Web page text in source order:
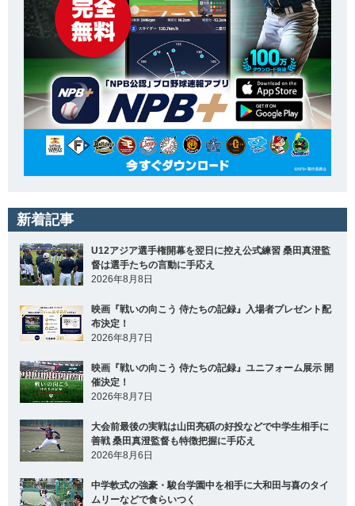
新着記事
U12アジア選手権開幕を翌日に控え公式練習 桑田真澄監
督は選手たちの言動に手応え
2026年8月8日
映画『戦いの向こう 侍たちの記録』入場者プレゼント配
布決定！
2026年8月7日
映画『戦いの向こう 侍たちの記録』ユニフォーム展示 開
催決定！
2026年8月7日
大会前最後の実戦は山田亮碩の好投などで中学生相手に
善戦 桑田真澄監督も特徴把握に手応え
2026年8月6日
中学軟式の強豪・駿台学園中を相手に大和田与喜のタイ
ムリーなどで食らいつく